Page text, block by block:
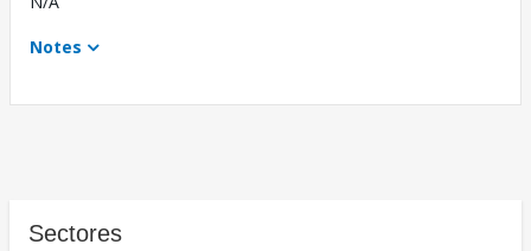
Notes
Sectores